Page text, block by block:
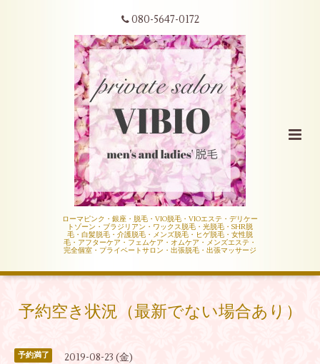
080-5647-0172
ローマピンク・銀座・脱毛・VIO脱毛・VIOエステ・デリケー
トゾーン・ブラジリアン・ワックス脱毛・光脱毛・SHR脱
毛・白髪脱毛・介護脱毛・メンズ脱毛・ヒゲ脱毛・女性脱
毛・アフターケア・フェムケア・オムケア・メンズエステ・
完全個室・プライベートサロン・出張脱毛・出張マッサージ
予約空き状況（最新でない場合あり）
予約満了 2019-08-23 (金)